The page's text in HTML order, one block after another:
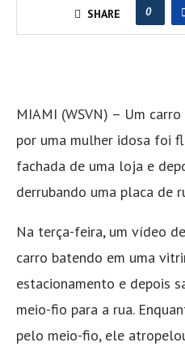
SHARE 0
MIAMI (WSVN) – Um
por uma mulher idosa foi
fachada de uma loja e
derrubando uma placa de
Na terça-feira, um vídeo
carro batendo em uma
estacionamento e depois
meio-fio para a rua.
pelo meio-fio, ele